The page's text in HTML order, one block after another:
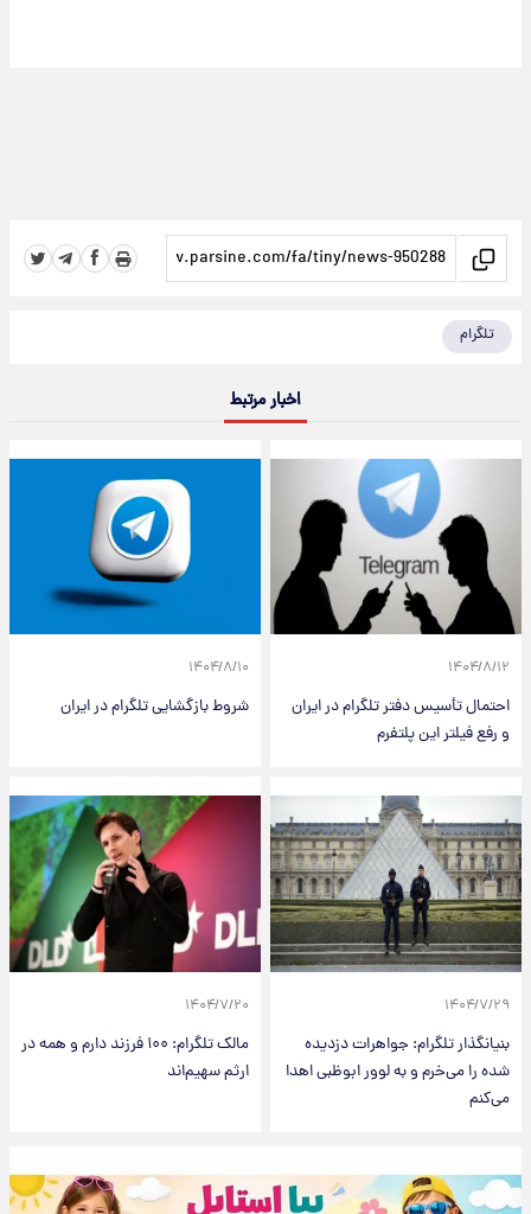
تلگرام
اخبار مرتبط
۱۴۰۴/۸/۱۲
احتمال تأسیس دفتر تلگرام در ایران
و رفع فیلتر این پلتفرم
۱۴۰۴/۸/۱۰
شروط بازگشایی تلگرام در ایران
۱۴۰۴/۷/۲۹
بنیانگذار تلگرام: جواهرات دزدیده
شده را می‌خرم و به لوور ابوظبی اهدا
می‌کنم
۱۴۰۴/۷/۲۰
مالک تلگرام: ۱۰۰ فرزند دارم و همه در
ارثم سهیم‌اند